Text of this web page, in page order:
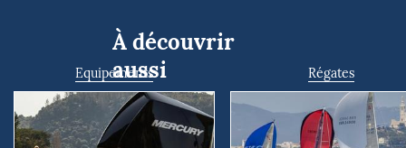
À découvrir
aussi
Equipements Régates